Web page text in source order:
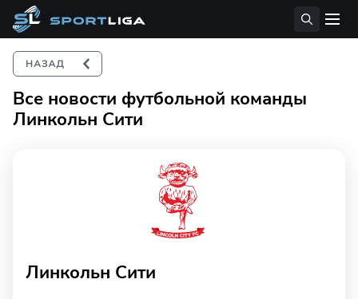
Все новости футбольной команды
Линкольн Сити
Линкольн Сити